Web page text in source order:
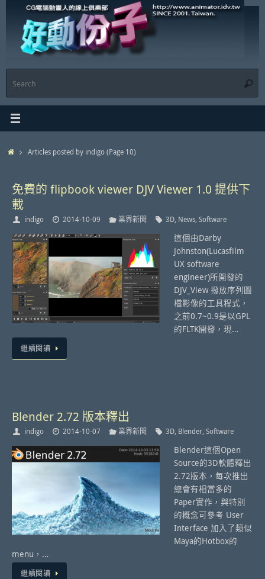
content
HomeArticles posted by indigo(Page 10)
免費的 flipbook viewer DJV Viewer 1.0 提供下
載
indigo 2014-10-09 業界新聞 3D, News,Software
這個由Darby
Johnston(Lucasfilm
UX software
engineer)所開發的
DJV_View 撥放序列圖
檔影像的工具程式，
之前0.7~0.9是以GPL
的FLTK開發，現…
繼續閱讀
Blender 2.72 版本釋出
indigo 2014-10-07 業界新聞 3D, Blender,Software
Blender這個Open
Source的3D軟體釋出
2.72版本，每次推出
總會有相當多的
Paper實作，與特別
的概念可參考 User
Interface 加入了類似
Maya的Hotbox的
menu，…
繼續閱讀